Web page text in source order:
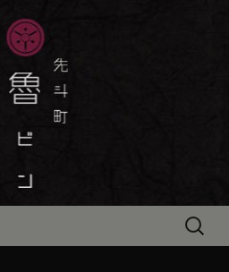
京料理・和食
びん）」の公式ブ
町家で美味しい季節
自慢の「魯ビン（ろ
らのお知らせや、お
情報をおとどけしま
検